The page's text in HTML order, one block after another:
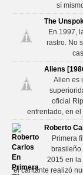
sí
The
En 1997,
rastro. No
Aliens
Alien es
oficial
enfrentado, en
Roberto
Primera
brasileño
2015 en la
el cantante realizó